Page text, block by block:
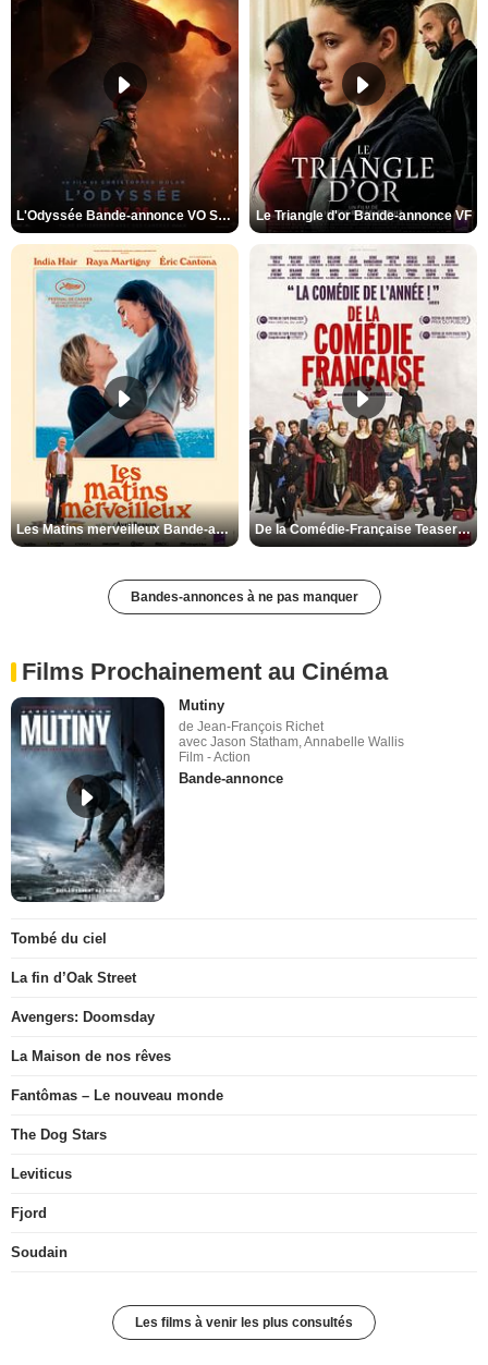
L'Odyssée Bande-annonce VO STFR Le Triangle d'or Bande-annonce VF
Les Matins merveilleux Bande-annonce VF De la Comédie-Française Teaser VF
Bandes-annonces à ne pas manquer
Films Prochainement au Cinéma
Mutiny
de Jean-François Richet
avec Jason Statham, Annabelle Wallis
Film - Action
Bande-annonce
Tombé du ciel
La fin d’Oak Street
Avengers: Doomsday
La Maison de nos rêves
Fantômas – Le nouveau monde
The Dog Stars
Leviticus
Fjord
Soudain
Les films à venir les plus consultés